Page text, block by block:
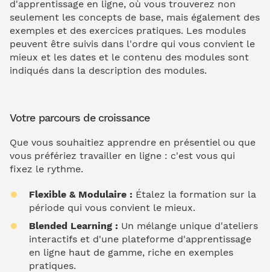
d'apprentissage en ligne, où vous trouverez non
seulement les concepts de base, mais également des
exemples et des exercices pratiques. Les modules
peuvent être suivis dans l'ordre qui vous convient le
mieux et les dates et le contenu des modules sont
indiqués dans la description des modules.
Votre parcours de croissance
Que vous souhaitiez apprendre en présentiel ou que
vous préfériez travailler en ligne : c'est vous qui
fixez le rythme.
Flexible & Modulaire : Étalez la formation sur la
période qui vous convient le mieux.
Blended Learning : Un mélange unique d'ateliers
interactifs et d'une plateforme d'apprentissage
en ligne haut de gamme, riche en exemples
pratiques.